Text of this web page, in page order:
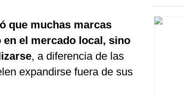
que muchas marcas
el mercado local, sino
, a diferencia de las
expandirse fuera de sus